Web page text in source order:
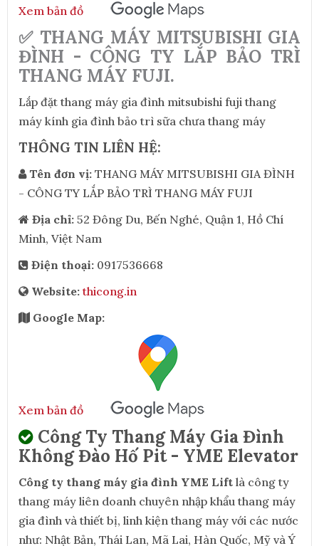
Xem bản đồ
✅ THANG MÁY MITSUBISHI GIA
ĐÌNH - CÔNG TY LẮP BẢO TRÌ
THANG MÁY FUJI.
Lắp đặt thang máy gia đình mitsubishi fuji thang
máy kính gia đình bảo trì sữa chưa thang máy
THÔNG TIN LIÊN HỆ:
Tên đơn vị: THANG MÁY MITSUBISHI GIA ĐÌNH
- CÔNG TY LẮP BẢO TRÌ THANG MÁY FUJI
Địa chỉ: 52 Đông Du, Bến Nghé, Quận 1, Hồ Chí
Minh, Việt Nam
Điện thoại: 0917536668
Website:thicong.in
Google Map:
Xem bản đồ
Công Ty Thang Máy Gia Đình
Không Đào Hố Pit - YME Elevator
Công ty thang máy gia đình YME Lift là công ty
thang máy liên doanh chuyên nhập khẩu thang máy
gia đình và thiết bị, linh kiện thang máy với các nước
như: Nhật Bản, Thái Lan, Mã Lai, Hàn Quốc, Mỹ và Ý